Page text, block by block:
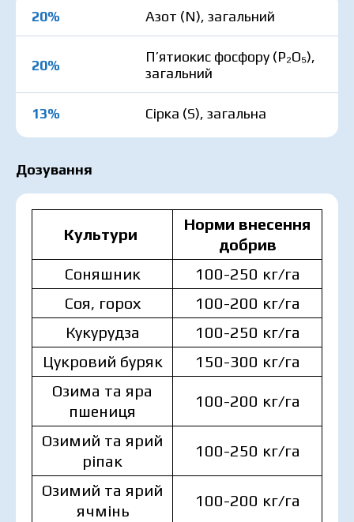
20% Азот (N), загальний
20%
П’ятиокис фосфору (P₂O₅),
загальний
13% Cірка (S), загальна
Дозування
Культури
Норми внесення
добрив
Соняшник
100-250 кг/га
Соя, горох
100-200 кг/га
Кукурудза
100-250 кг/га
Цукровий буряк
150-300 кг/га
Озима та яра
пшениця
100-200 кг/га
Озимий та ярий
ріпак
100-250 кг/га
Озимий та ярий
ячмінь
100-200 кг/га